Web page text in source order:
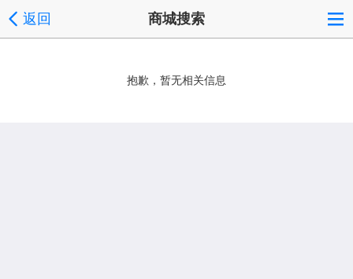
返回 商城搜索
抱歉，暂无相关信息